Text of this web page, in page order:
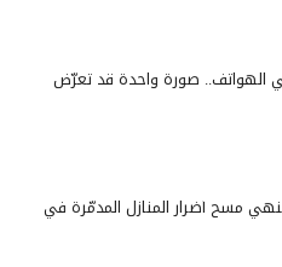
الهواتف.. صورة واحدة قد تعرّض
مسح أضرار المنازل المدمّرة في